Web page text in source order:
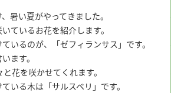
暑い夏がやってきました。
ているお花を紹介します。
いるのが、「ゼフィランサス」です。
ます。
花を咲かせてくれます。
いる木は「サルスベリ」です。